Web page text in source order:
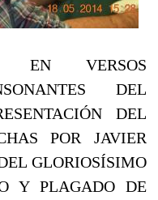
EN VERSOS
DEL
DEL
POR JAVIER
GLORIOSÍSIMO
Y PLAGADO DE